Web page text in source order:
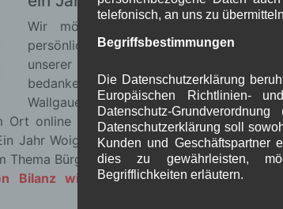
Wir möchten uns zu allererst für
persönlichen Rückmeldungen und die
unserer Arbeit für mehr Transparenz
bedanken. Mit viel Einsatz und Fleiß
Wallgauer Bürgern die Möglichkeit zu
Ort online zu informieren und das ganze
Jahr Woiga.de ist ein guter Zeitpunkt um
Thema Bürgerinformation getan hat.
Bilanz wie sich die Bürgerinformation
telefonisch, an uns zu
Begriffsbestimmungen
Die Datenschutzerklärung
Europäischen Richtlinien-
Datenschutz-
Datenschutzerklärung soll
Kunden und Geschäftspartner
dies zu gewährleisten,
Begrifflichkeiten erläutern.